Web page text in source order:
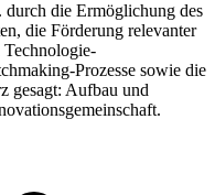
durch die Ermöglichung des
die Förderung relevanter
Prozesse sowie die
gesagt: Aufbau und